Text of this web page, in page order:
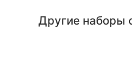
Другие наборы